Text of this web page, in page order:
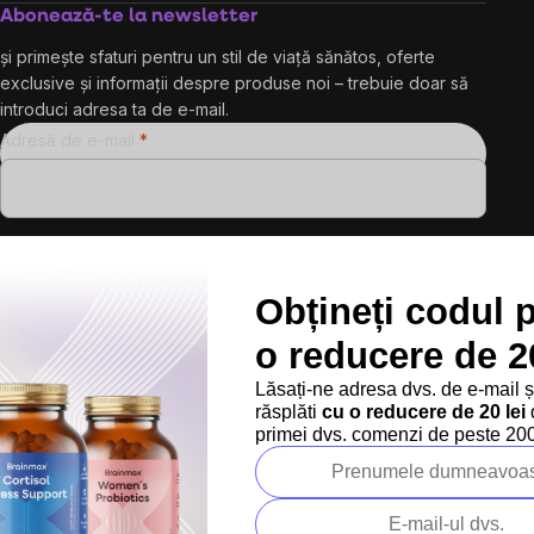
Abonează-te la newsletter
și primește sfaturi pentru un stil de viață sănătos, oferte
exclusive și informații despre produse noi – trebuie doar să
introduci adresa ta de e-mail.
Adresă de e-mail
Abonare
Urmărește-ne pe rețelele sociale:
Peste 200.000 de recenzii verificate Produsele noastre sunt
Obțineți codul
o reducere de
Lăsați-ne adresa dvs. de e-mail
răsplăti cu o reducere de 20 lei
primei dvs. comenzi de peste